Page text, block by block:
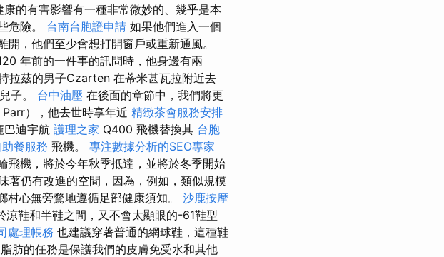
的有害影響有一種非常微妙的、幾乎是本
危險。 台南台胞證申請 如果他們進入一個
，他們至少會想打開窗戶或重新通風。
年前的一件事的訊問時，他身邊有兩
拉茲的男子Czarten 在蒂米甚瓦拉附近去
子。 台中油壓 在後面的章節中，我們將更
Parr），他去世時享年近 精緻茶會服務安排
巴迪宇航 護理之家 Q400 飛機替換其 台胞
餐服務 飛機。 專注數據分析的SEO專家
飛機，將於今年秋季抵達，並將於冬季開始
仍有改進的空間，因為，例如，類似規模
心無旁騖地遵循足部健康須知。 沙鹿按摩
涼鞋和半鞋之間，又不會太顯眼的-61鞋型
處理帳務 也建議穿著普通的網球鞋，這種鞋
肪的任務是保護我們的皮膚免受水和其他